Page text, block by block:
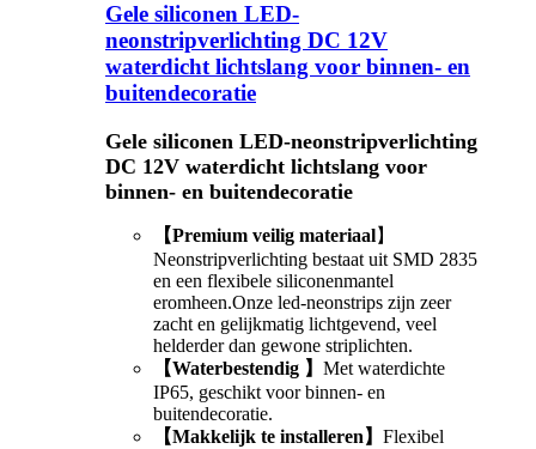
Gele siliconen LED-
neonstripverlichting DC 12V
waterdicht lichtslang voor binnen- en
buitendecoratie
Gele siliconen LED-neonstripverlichting
DC 12V waterdicht lichtslang voor
binnen- en buitendecoratie
【Premium veilig materiaal】
Neonstripverlichting bestaat uit SMD 2835
en een flexibele siliconenmantel
eromheen.Onze led-neonstrips zijn zeer
zacht en gelijkmatig lichtgevend, veel
helderder dan gewone striplichten.
【Waterbestendig 】 Met waterdichte
IP65, geschikt voor binnen- en
buitendecoratie.
【Makkelijk te installeren】 Flexibel